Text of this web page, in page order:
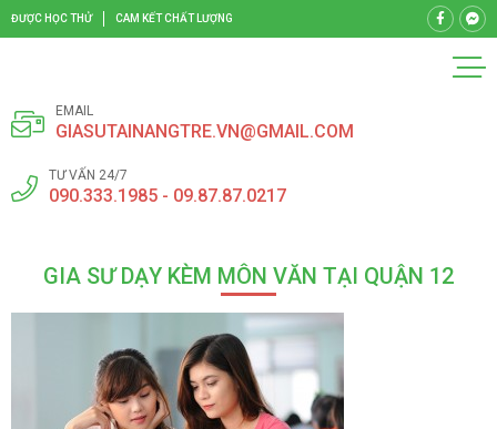
ĐƯỢC HỌC THỬ CAM KẾT CHẤT LƯỢNG
EMAIL
GIASUTAINANGTRE.VN@GMAIL.COM
TƯ VẤN 24/7
090.333.1985 - 09.87.87.0217
GIA SƯ DẠY KÈM MÔN VĂN TẠI QUẬN 12